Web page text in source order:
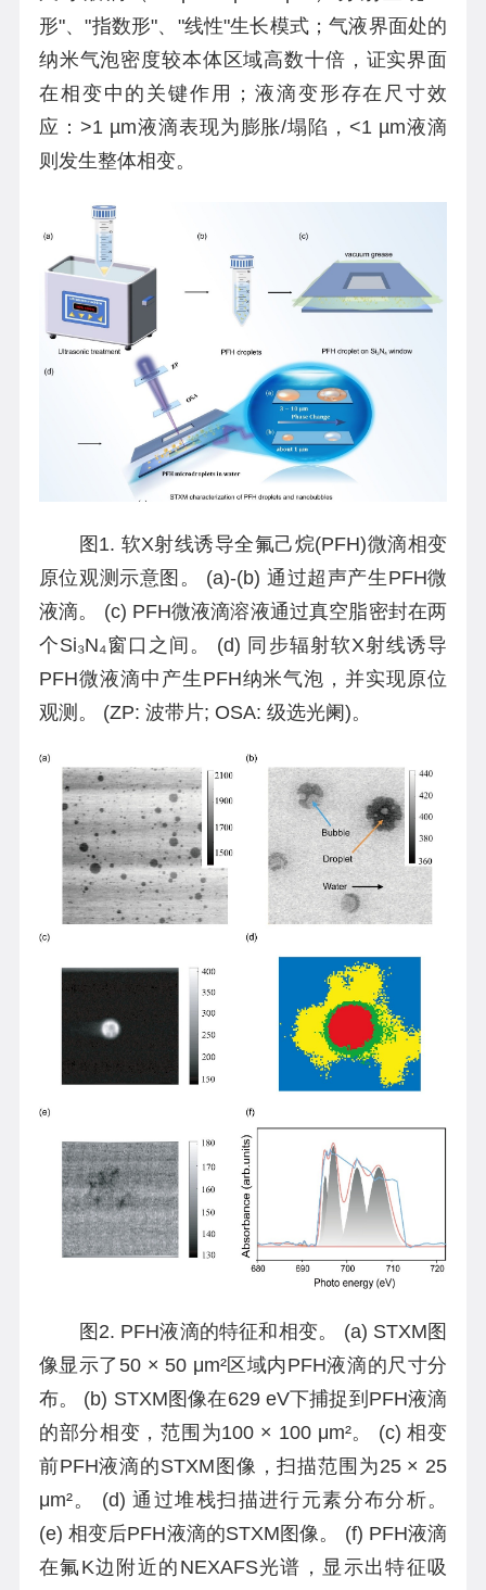
形"、"指数形"、"线性"生长模式；气液界面处的
纳米气泡密度较本体区域高数十倍，证实界面
在相变中的关键作用；液滴变形存在尺寸效
应：>1 µm液滴表现为膨胀/塌陷，<1 µm液滴
则发生整体相变。
图1. 软X射线诱导全氟己烷(PFH)微滴相变
原位观测示意图。 (a)-(b) 通过超声产生PFH微
液滴。 (c) PFH微液滴溶液通过真空脂密封在两
个Si₃N₄窗口之间。 (d) 同步辐射软X射线诱导
PFH微液滴中产生PFH纳米气泡，并实现原位
观测。 (ZP: 波带片; OSA: 级选光阑)。
图2. PFH液滴的特征和相变。 (a) STXM图
像显示了50 × 50 μm²区域内PFH液滴的尺寸分
布。 (b) STXM图像在629 eV下捕捉到PFH液滴
的部分相变，范围为100 × 100 μm²。 (c) 相变
前PFH液滴的STXM图像，扫描范围为25 × 25
μm²。 (d) 通过堆栈扫描进行元素分布分析。
(e) 相变后PFH液滴的STXM图像。 (f) PFH液滴
在氟K边附近的NEXAFS光谱，显示出特征吸